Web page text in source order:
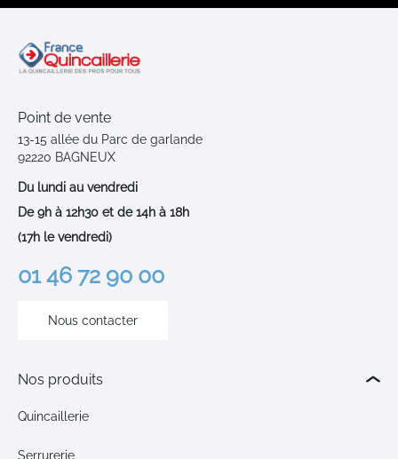
Point de vente
13-15 allée du Parc de garlande
92220 BAGNEUX
Du lundi au vendredi
De 9h à 12h30 et de 14h à 18h
(17h le vendredi)
01 46 72 90 00
Nous contacter
Nos produits
Quincaillerie
Serrurerie